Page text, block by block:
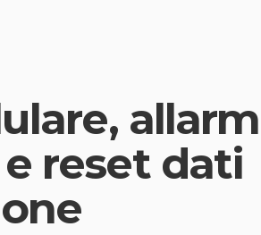
reset dati